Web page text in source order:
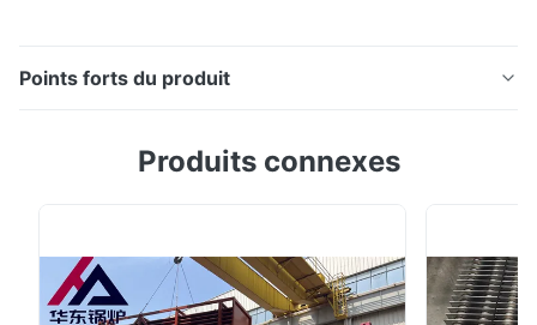
Points forts du produit
dans la chaudière inoxydable/acier au carbone
chaudière pour préchauffer la chaleur de absorption
d'eau d'alimentation des gaz d'échappement chauds.
Les ...
Produits connexes